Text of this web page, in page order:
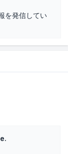
を発信してい